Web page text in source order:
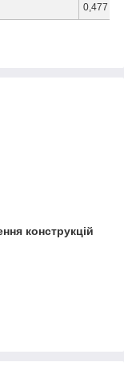
0,477
конструкцій